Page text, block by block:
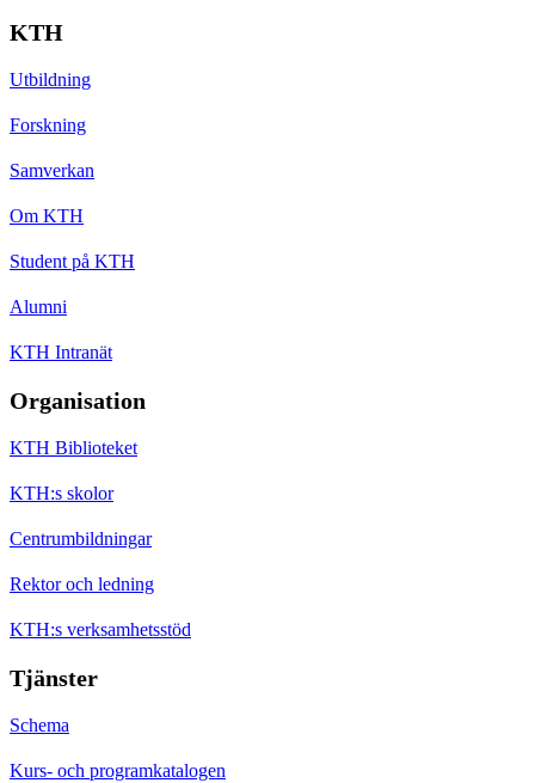
KTH
Utbildning
Forskning
Samverkan
Om KTH
Student på KTH
Alumni
KTH Intranät
Organisation
KTH Biblioteket
KTH:s skolor
Centrumbildningar
Rektor och ledning
KTH:s verksamhetsstöd
Tjänster
Schema
Kurs- och programkatalogen